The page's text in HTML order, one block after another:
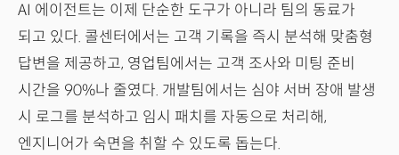
AI 에이전트는 이제 단순한 도구가 아니라 팀의 동료가
되고 있다. 콜센터에서는 고객 기록을 즉시 분석해 맞춤형
답변을 제공하고, 영업팀에서는 고객 조사와 미팅 준비
시간을 90%나 줄였다. 개발팀에서는 심야 서버 장애 발생
시 로그를 분석하고 임시 패치를 자동으로 처리해,
엔지니어가 숙면을 취할 수 있도록 돕는다.